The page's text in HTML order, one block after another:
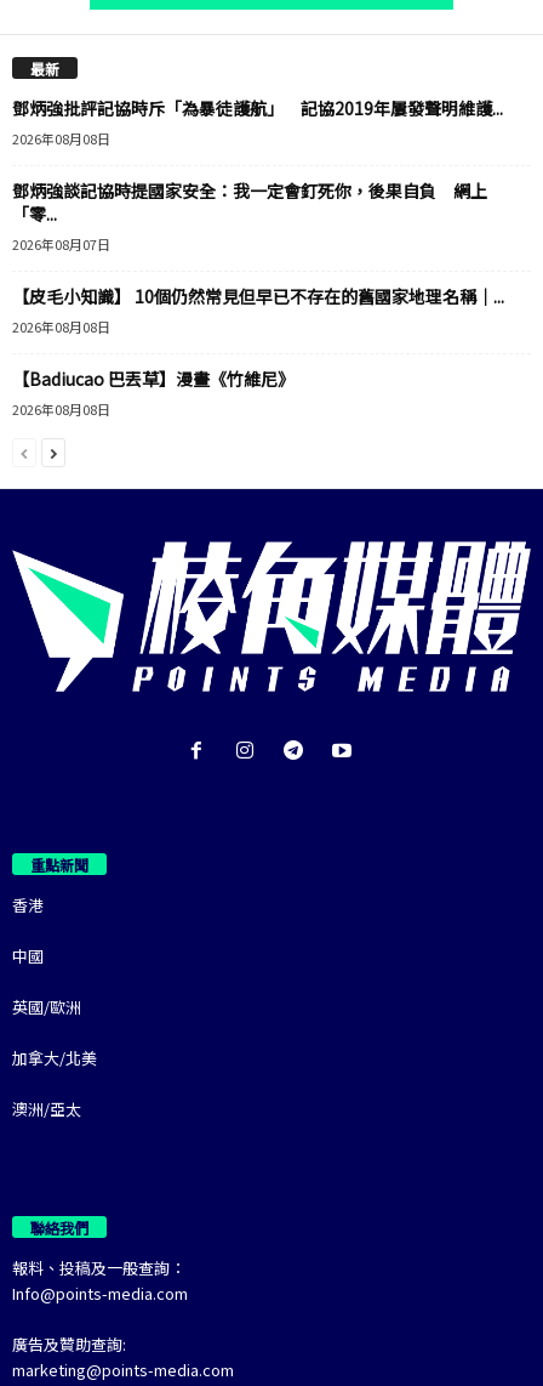
最新
鄧炳強批評記協時斥「為暴徒護航」 記協2019年屢發聲明維護...
2026年08月08日
鄧炳強談記協時提國家安全：我一定會釘死你，後果自負 網上
「零...
2026年08月07日
【皮毛小知識】 10個仍然常見但早已不存在的舊國家地理名稱｜...
2026年08月08日
【Badiucao 巴丟草】漫畫《竹維尼》
2026年08月08日
重點新聞
香港
中國
英國/歐洲
加拿大/北美
澳洲/亞太
聯絡我們
報料、投稿及一般查詢：
Info@points-media.com
廣告及贊助查詢:
marketing@points-media.com